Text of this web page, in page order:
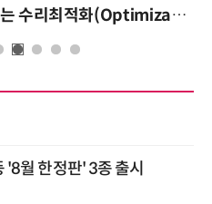
AI 시대의 의사결정을 바꾸는 수리최적화(Optimization): 실제 산업 적용 사례와 활용 전략 AI 핀옵스 실전 세미나:
'8월 한정판' 3종 출시